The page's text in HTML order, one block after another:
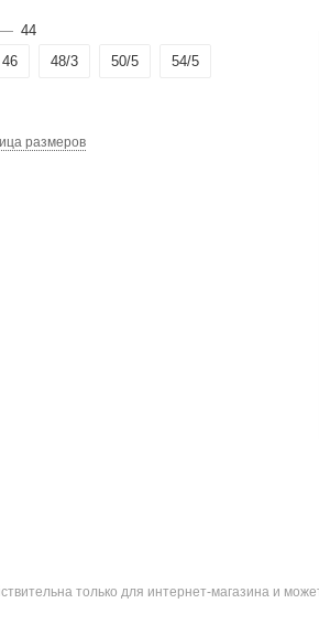
— 44
46 48/3 50/5 54/5
размеров
только для интернет-магазина и